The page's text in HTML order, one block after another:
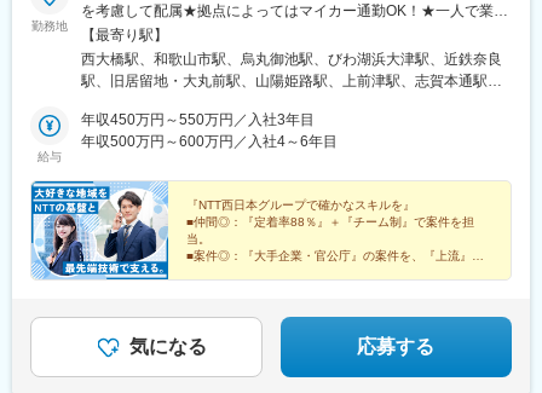
【事例1】
決済サービス、『Airペイ』における通信回線切り替えプロジェク
ト
＜ポイント＞
ズな新回線へのリプレース
→加盟店への売上入金遅延などの影響を防ぐ
・金融機関や通信回線ベンダーなどの社外関係者、および社内の
開発・運用チームと連携
・現行仕様と新仕様の差分整理、移行計画の策定、業務運用フロ
ーの変更整理を主導
・結果、サービス稼働中における難易度の高い切り替えを無事に
■働き方
・兼業（副業）OK
・土日や祝日にプラスして、個人で設定できる「フレキシブル休
勤務地
を考慮して配属★拠点によってはマイカー通勤OK！★一人で業務
に取り組めるようになれば、在宅勤務（リモートワーク）・直行
直帰も可能■コンサルティング営業【関西】和歌山・京都・滋賀・
兵庫【東海】静岡・岐阜・三重【北陸】石川・富山【中国】岡
熊本・大分・鹿児島・沖縄■セールスエンジニア（大阪・長崎以
外）【関西】和歌山・京都・滋賀・奈良・兵庫【東海】静岡・岐
【四国】愛媛・香川【九州】福岡・佐賀・熊本・大分・鹿児島・
宮崎・沖縄※入社後、転居を伴う転勤はございません（通勤可能な
範囲で勤務ビルが変更となる場合あり） ただし、更なるキャリ
アアップを希望した場合（グループ会社採用社員等）は転居を伴
う転勤の可能性がございます・・・【本社】大阪府大阪市都島区
【最寄り駅】
西大橋駅、和歌山市駅、烏丸御池駅、びわ湖浜大津駅、近鉄奈良
駅、旧居留地・大丸前駅、山陽姫路駅、上前津駅、志賀本通駅、
気ビル前駅、新福井駅、敦賀駅、県庁前駅(広島県)、田町駅(岡山
県)、鳥取駅、湯田温泉駅、県庁前駅(愛媛県)、瓦町駅、大橋通
駅、宮崎駅、大分駅、新地中華街駅、九品寺交差点駅、天文館通
駅、壺川駅、阿波座駅、四条駅(京都市営)、三井寺駅、奈良駅、三
宮・花時計前駅、矢場町駅、平安通駅、新浜松駅、桜橋駅(富山
県)、福井駅(福井県)、紙屋町西駅、郵便局前駅、市役所前駅(愛媛
県)、栗林駅、高知城前駅、徳島駅、東比恵駅、平和通駅、メディ
烏丸駅、島ノ関駅、貿易センター駅、浜松駅、地鉄ビル前駅、福
井駅、原爆ドーム前駅、新西大寺町筋駅、大街道駅、花園駅(香川
県)、県庁前駅(高知県)、香春口三萩野駅、西浜町駅、水道町駅、
給与
年収450万円～550万円／入社3年目
年収500万円～600万円／入社4～6年目
『NTT西日本グループで確かなスキルを』
■仲間◎：『定着率88％』＋『チーム制』で案件を担
当。
■案件◎：『大手企業・官公庁』の案件を、『上流』か
気になる 応募する